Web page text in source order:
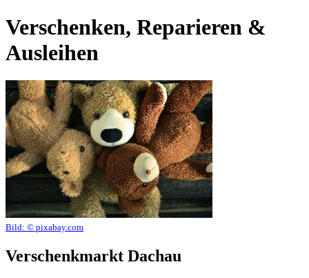
Verschenken, Reparieren &
Ausleihen
Bild: © pixabay.com
Verschenkmarkt Dachau